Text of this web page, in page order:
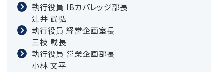
執行役員 IBカバレッジ部長
辻井 武弘
執行役員 経営企画室長
三枝 載長
執行役員 営業企画部長
小林 文平